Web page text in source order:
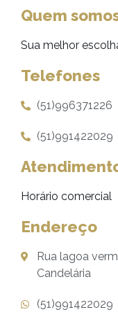
Quem
Sua melhor
Telefones
(51)996371226
(51)991422029
Horário comercial
Endereço
Rua lagoa
Candelária
(51)991422029